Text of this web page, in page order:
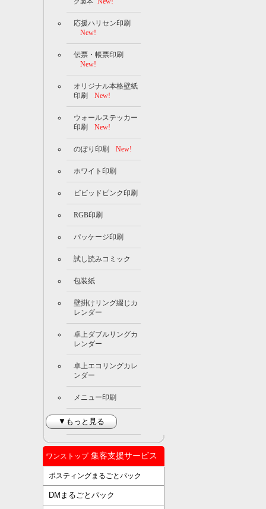
応援ハリセン印刷
New!
伝票・帳票印刷
New!
オリジナル本格壁紙
印刷
New!
ウォールステッカー
印刷
New!
のぼり印刷 New!
ホワイト印刷
ビビッドピンク印刷
RGB印刷
パッケージ印刷
試し読みコミック
包装紙
壁掛けリング綴じカ
レンダー
卓上ダブルリングカ
レンダー
卓上エコリングカレ
ンダー
メニュー印刷
▼もっと見る
ワンストップ集客支援サービス
ポスティングまるごとパック
DMまるごとパック